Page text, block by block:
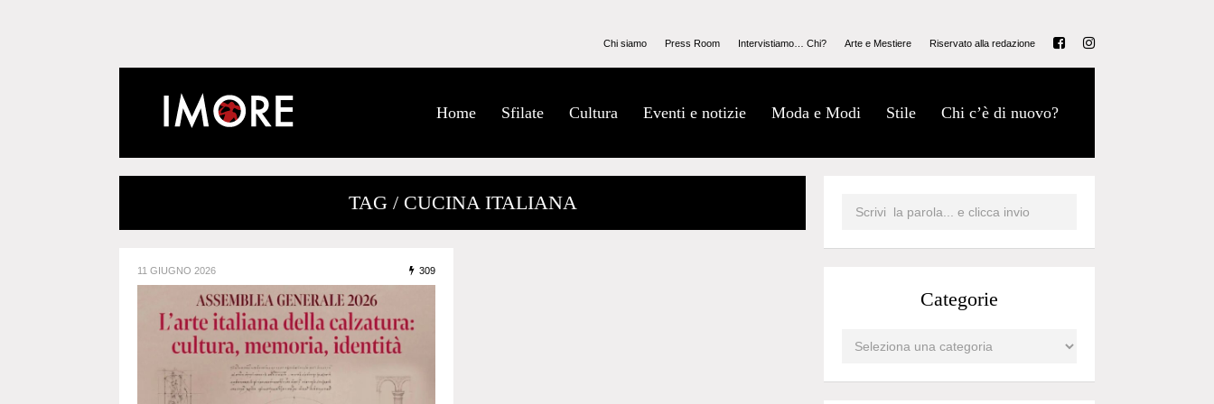
Chi siamo Press Room Intervistiamo… Chi? Arte e Mestiere Riservato alla redazione
Home Sfilate Cultura Eventi e notizie Moda e Modi Stile Chi c’è di nuovo?
TAG / CUCINA ITALIANA
11 GIUGNO 2026 309
Categorie